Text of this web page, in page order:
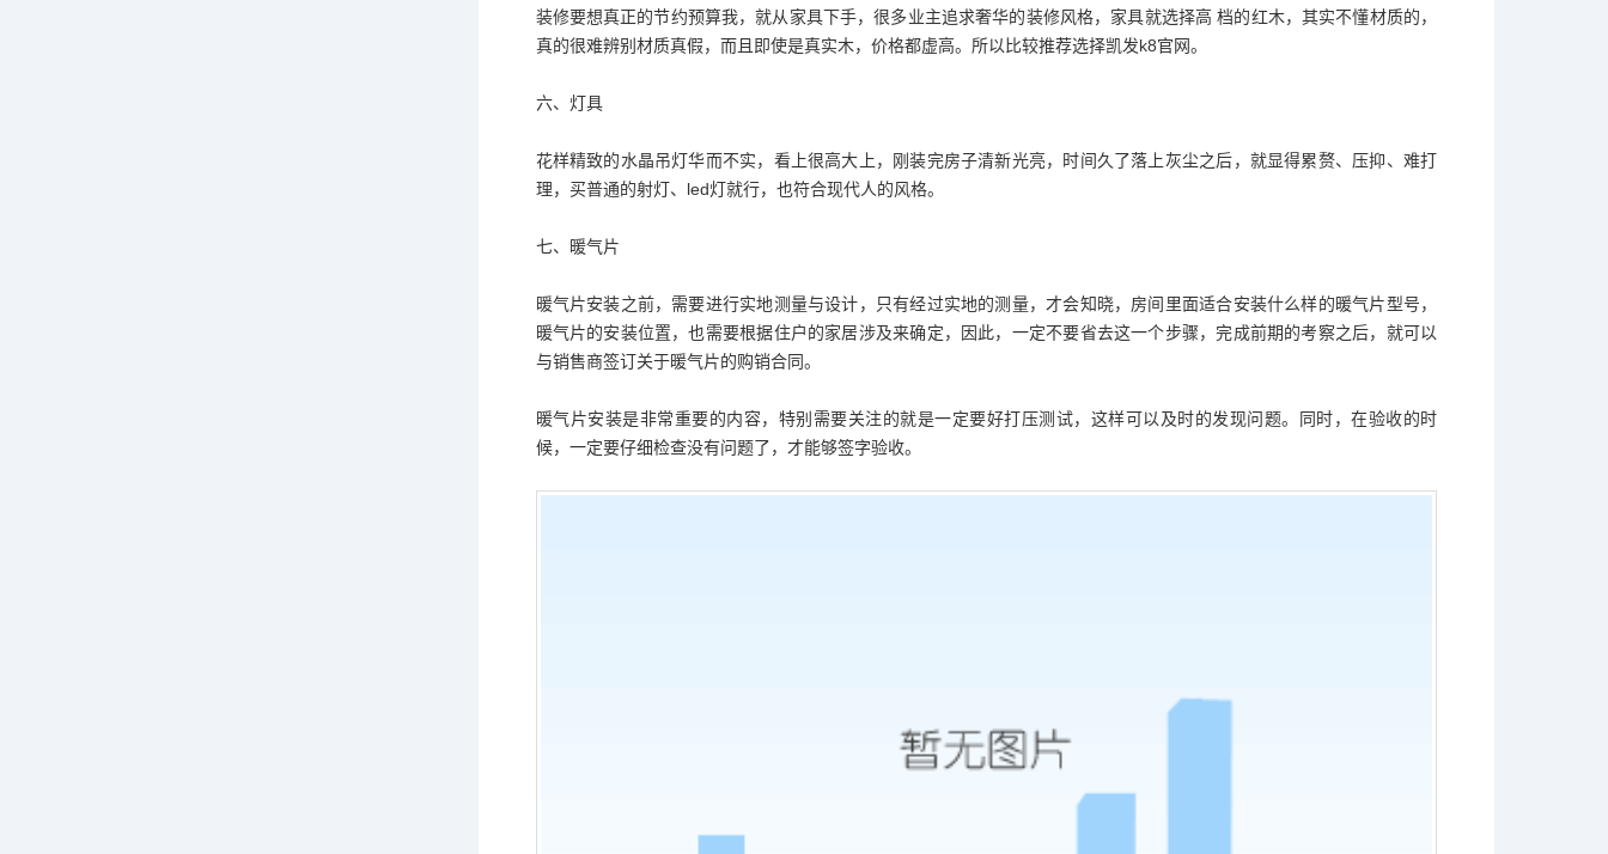
装修要想真正的节约预算我，就从家具下手，很多业主追求奢华的装修风格，家具就选择高 档的红木，其实不懂材质的，
真的很难辨别材质真假，而且即使是真实木，价格都虚高。所以比较推荐选择凯发k8官网。
六、灯具
花样精致的水晶吊灯华而不实，看上很高大上，刚装完房子清新光亮，时间久了落上灰尘之后，就显得累赘、压抑、难打
理，买普通的射灯、led灯就行，也符合现代人的风格。
七、暖气片
暖气片安装之前，需要进行实地测量与设计，只有经过实地的测量，才会知晓，房间里面适合安装什么样的暖气片型号，
暖气片的安装位置，也需要根据住户的家居涉及来确定，因此，一定不要省去这一个步骤，完成前期的考察之后，就可以
与销售商签订关于暖气片的购销合同。
暖气片安装是非常重要的内容，特别需要关注的就是一定要好打压测试，这样可以及时的发现问题。同时，在验收的时
候，一定要仔细检查没有问题了，才能够签字验收。